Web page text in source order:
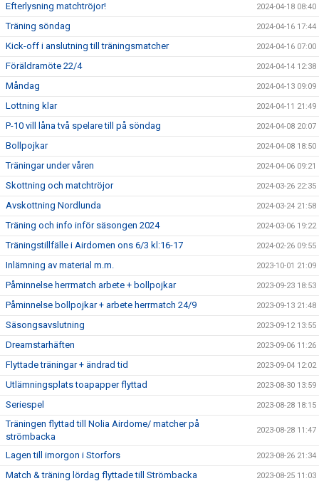
Efterlysning matchtröjor! 2024-04-18 08:40
Träning söndag 2024-04-16 17:44
Kick-off i anslutning till träningsmatcher 2024-04-16 07:00
Föräldramöte 22/4 2024-04-14 12:38
Måndag 2024-04-13 09:09
Lottning klar 2024-04-11 21:49
P-10 vill låna två spelare till på söndag 2024-04-08 20:07
Bollpojkar 2024-04-08 18:50
Träningar under våren 2024-04-06 09:21
Skottning och matchtröjor 2024-03-26 22:35
Avskottning Nordlunda 2024-03-24 21:58
Träning och info inför säsongen 2024 2024-03-06 19:22
Träningstillfälle i Airdomen ons 6/3 kl:16-17 2024-02-26 09:55
Inlämning av material m.m. 2023-10-01 21:09
Påminnelse herrmatch arbete + bollpojkar 2023-09-23 18:53
Påminnelse bollpojkar + arbete herrmatch 24/9 2023-09-13 21:48
Säsongsavslutning 2023-09-12 13:55
Dreamstarhäften 2023-09-06 11:26
Flyttade träningar + ändrad tid 2023-09-04 12:02
Utlämningsplats toapapper flyttad 2023-08-30 13:59
Seriespel 2023-08-28 18:15
Träningen flyttad till Nolia Airdome/ matcher på
strömbacka
2023-08-28 11:47
Lagen till imorgon i Storfors 2023-08-26 21:34
Match & träning lördag flyttade till Strömbacka 2023-08-25 11:03